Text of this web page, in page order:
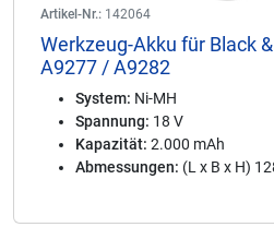
Artikel-Nr.: 142064
Werkzeug-Akku für Black
A9277 / A9282
System: Ni-MH
Spannung: 18 V
Kapazität: 2.000 mAh
Abmessungen: (L x B x H)